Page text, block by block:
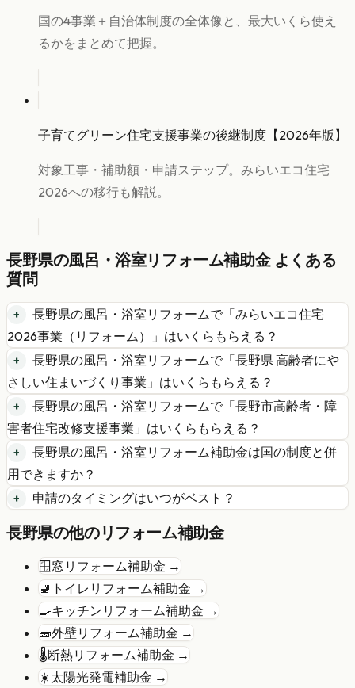
国の4事業＋自治体制度の全体像と、最大いくら使え
るかをまとめて把握。
子育てグリーン住宅支援事業の後継制度【2026年版】
対象工事・補助額・申請ステップ。みらいエコ住宅
2026への移行も解説。
長野県の風呂・浴室リフォーム補助金 よくある
質問
長野県の風呂・浴室リフォームで「みらいエコ住宅
2026事業（リフォーム）
」はいくらもらえる？
長野県の風呂・浴室リフォームで「長野県 高齢者にや
さしい住まいづくり事業 」はいくらもらえる？
長野県の風呂・浴室リフォームで「長野市高齢者・障
害者住宅改修支援事業 」はいくらもらえる？
長野県の風呂・浴室リフォーム補助金は国の制度と併
用できますか？
申請のタイミングはいつがベスト？
長野県の他のリフォーム補助金
🪟 窓リフォーム補助金 →
🚽 トイレリフォーム補助金 →
🍳キッチンリフォーム補助金 →
🧱外壁リフォーム補助金 →
🌡️断熱リフォーム補助金 →
☀️太陽光発電補助金 →